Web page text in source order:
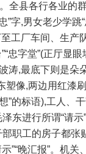
全县各行各业的
”字,男女老少学跳
工厂车间、生产
忠字堂”(正厅显
涛,最底下则是朵
塑像,两边用红漆
”的标语),工人、
东进行所谓“请
部职工的房子都张
”“晚汇报”。机关